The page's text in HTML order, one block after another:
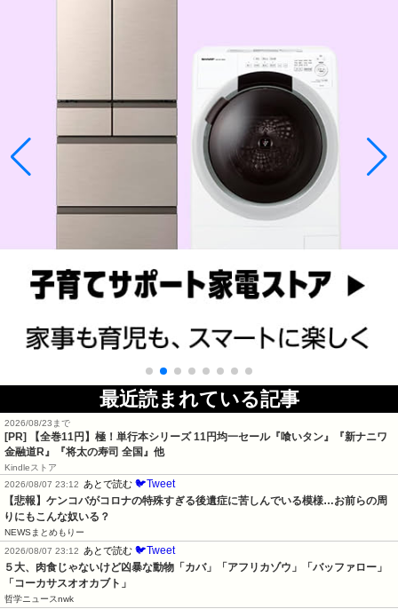
最近読まれている記事
2026/08/23まで
[PR]
【全巻11円】極！単行本シリーズ 11円均一セール『喰いタン』『新ナニワ
金融道R』『将太の寿司 全国』他
Kindleストア
2026/08/07 23:12
あとで読む 🐦Tweet
【悲報】ケンコバがコロナの特殊すぎる後遺症に苦しんでいる模様…お前らの周
りにもこんな奴いる？
NEWSまとめもりー
2026/08/07 23:12
あとで読む 🐦Tweet
５大、肉食じゃないけど凶暴な動物「カバ」「アフリカゾウ」「バッファロー」
「コーカサスオオカブト」
哲学ニュースnwk